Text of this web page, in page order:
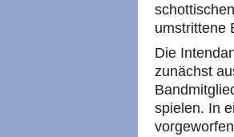
umstrittene
Die
zunächst
spielen. In